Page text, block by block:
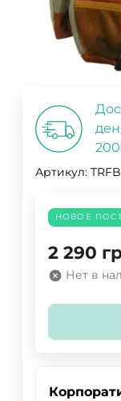
Артикул:
НОВОЕ
2 290
Нет в